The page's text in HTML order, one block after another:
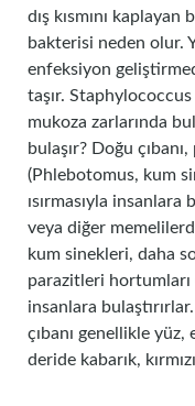
dış kısmını
bakterisi neden olur.
enfeksiyon
taşır.
mukoza zarlarında
bulaşır? Doğu
(Phlebotomus, kum
ısırmasıyla
veya diğer
kum sinekleri, daha
parazitleri hortumları
insanlara bulaştırırlar.
çıbanı genellikle yüz,
deride kabarık,